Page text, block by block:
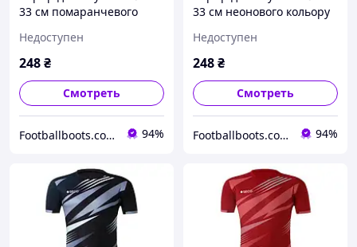
33 см помаранчевого
Недоступен
248₴
Смотреть
Footballboots.com.ua 94%
33 см неонового кольору
Недоступен
248₴
Смотреть
Footballboots.com.ua 94%